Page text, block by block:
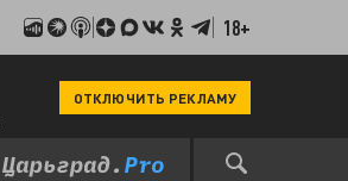
18+
ОТКЛЮЧИТЬ РЕКЛАМУ